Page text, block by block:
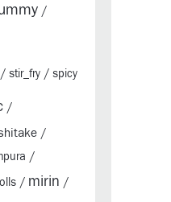
/
/ stir_fry / spicy
/
/
/
/ mirin /